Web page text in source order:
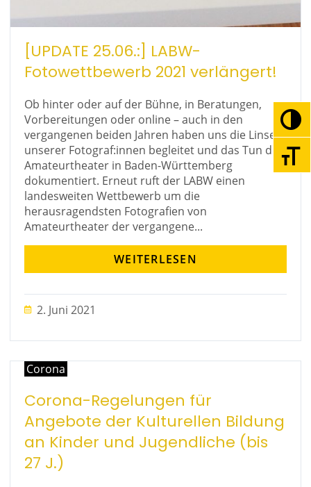
[UPDATE 25.06.:] LABW-
Fotowettbewerb 2021 verlängert!
Ob hinter oder auf der Bühne, in Beratungen,
Vorbereitungen oder online – auch in den
vergangenen beiden Jahren haben uns die Linsen
unserer Fotograf:innen begleitet und das Tun der
Amateurtheater in Baden-Württemberg
dokumentiert. Erneut ruft der LABW einen
landesweiten Wettbewerb um die
herausragendsten Fotografien von
Amateurtheater der vergangene...
WEITERLESEN
2. Juni 2021
Corona
Corona-Regelungen für
Angebote der Kulturellen Bildung
an Kinder und Jugendliche (bis
27 J.)